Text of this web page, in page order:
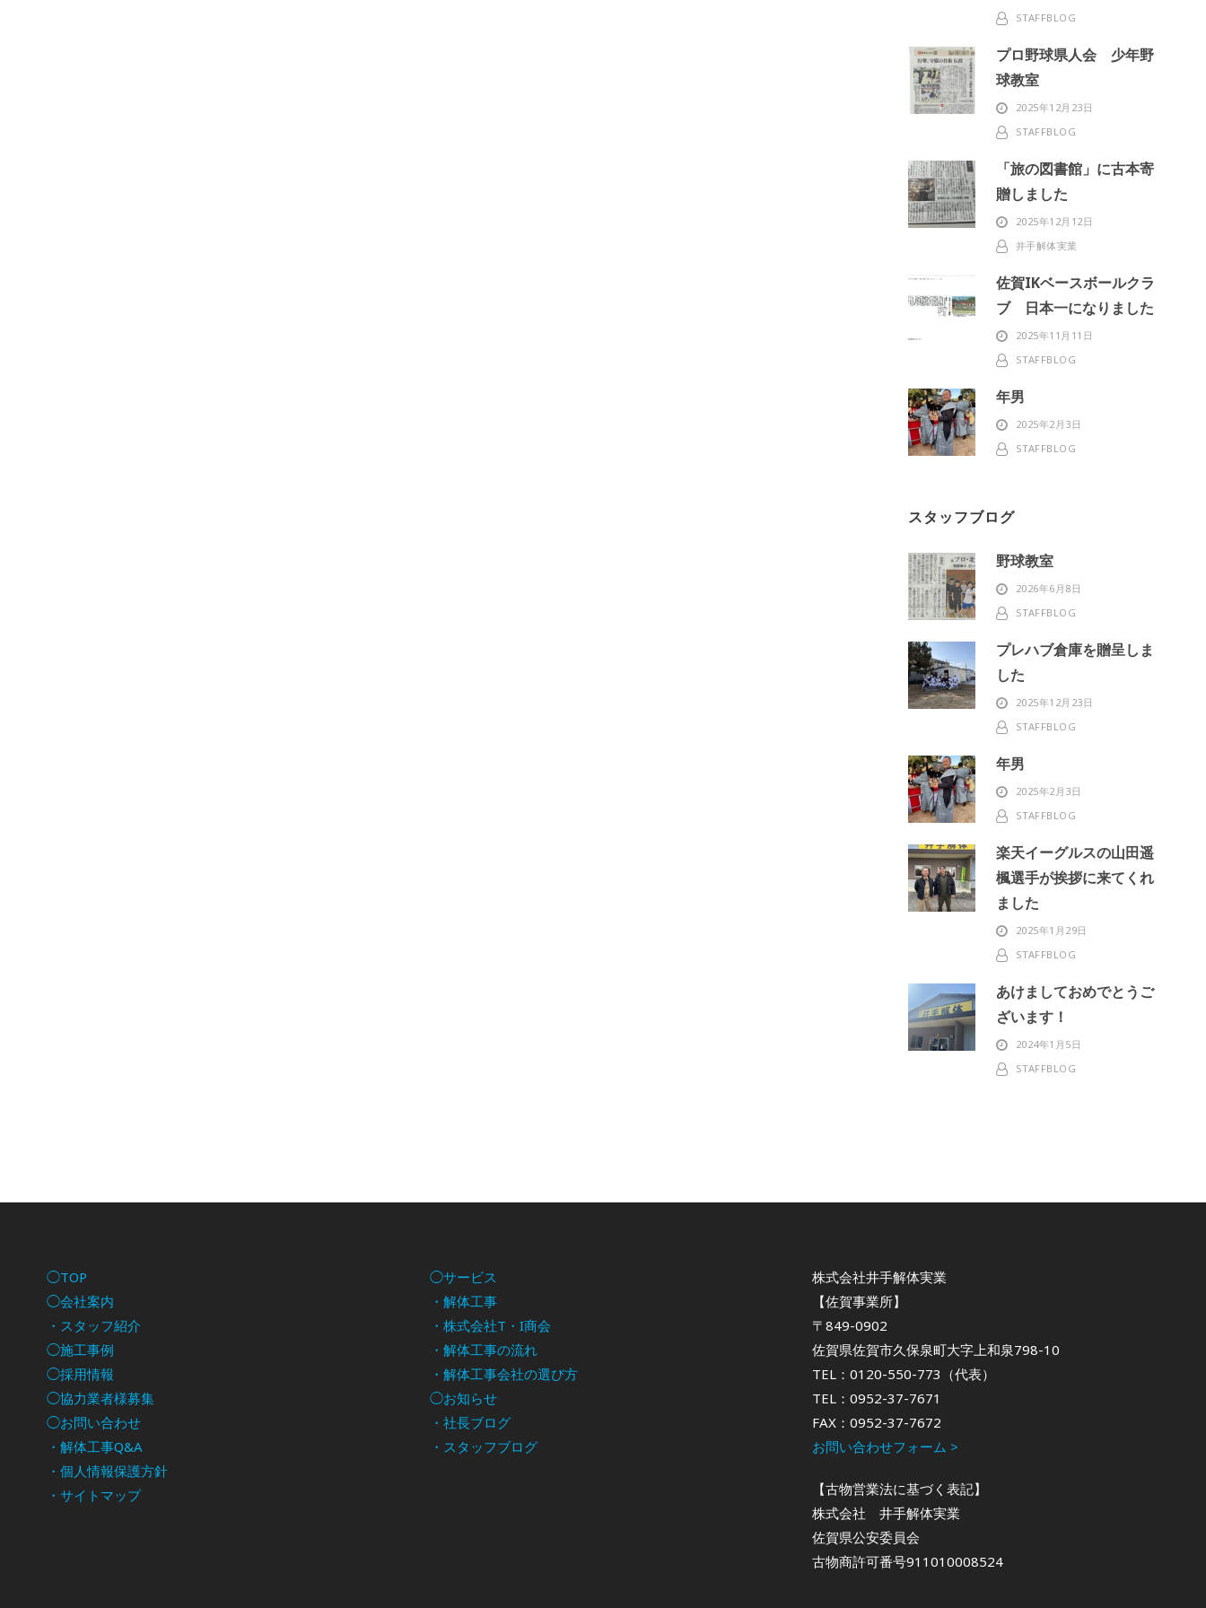
STAFFBLOG
プロ野球県人会 少年野
球教室
2025年12月23日
STAFFBLOG
「旅の図書館」に古本寄
贈しました
2025年12月12日
井手解体実業
佐賀IKベースボールクラ
ブ 日本一になりました
2025年11月11日
STAFFBLOG
年男
2025年2月3日
STAFFBLOG
スタッフブログ
野球教室
2026年6月8日
STAFFBLOG
プレハブ倉庫を贈呈しま
した
2025年12月23日
STAFFBLOG
年男
2025年2月3日
STAFFBLOG
楽天イーグルスの山田遥
楓選手が挨拶に来てくれ
ました
2025年1月29日
STAFFBLOG
あけましておめでとうご
ざいます！
2024年1月5日
STAFFBLOG
◯TOP
◯会社案内
・スタッフ紹介
◯施工事例
◯採用情報
◯協力業者様募集
◯お問い合わせ
・解体工事Q&A
・個人情報保護方針
・サイトマップ
◯サービス
・解体工事
・株式会社T・I商会
・解体工事の流れ
・解体工事会社の選び方
◯お知らせ
・社長ブログ
・スタッフブログ
株式会社井手解体実業
【佐賀事業所】
〒849-0902
佐賀県佐賀市久保泉町大字上和泉798-10
TEL：0120-550-773（代表）
TEL：0952-37-7671
FAX：0952-37-7672
お問い合わせフォーム >
【古物営業法に基づく表記】
株式会社 井手解体実業
佐賀県公安委員会
古物商許可番号911010008524